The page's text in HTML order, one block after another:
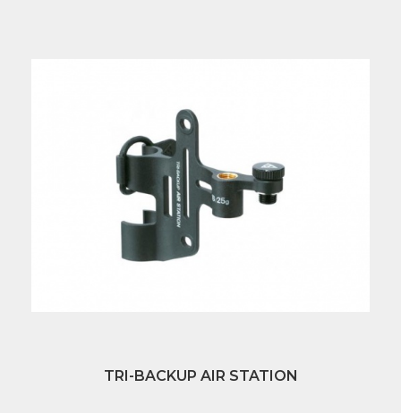
TRI-BACKUP AIR STATION